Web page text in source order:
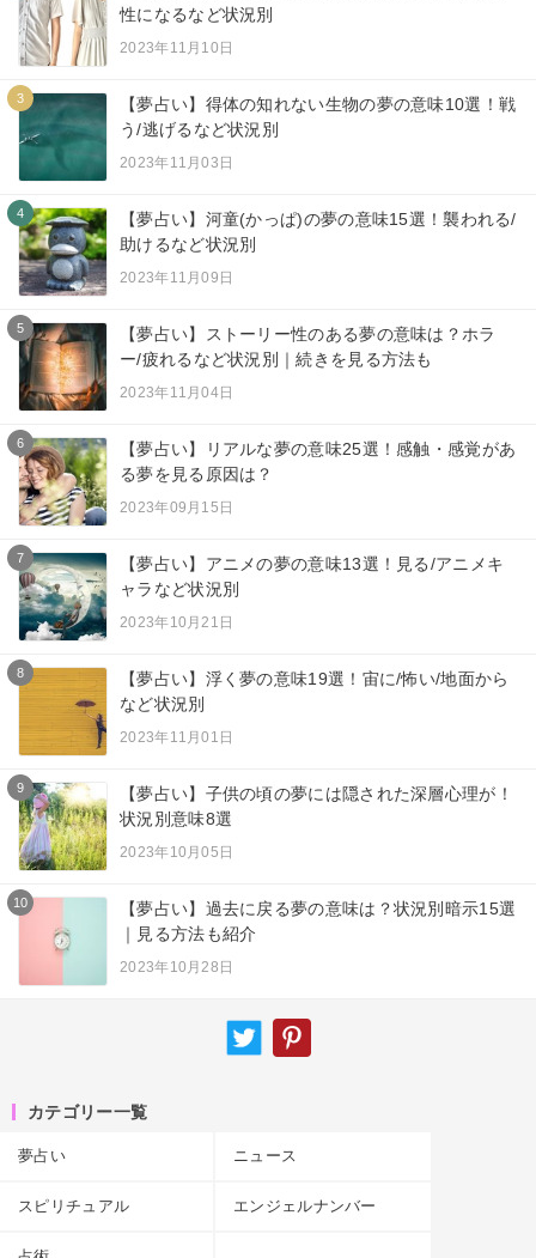
性になるなど状況別
2023年11月10日
3
【夢占い】得体の知れない生物の夢の意味10選！戦
う/逃げるなど状況別
2023年11月03日
4
【夢占い】河童(かっぱ)の夢の意味15選！襲われる/
助けるなど状況別
2023年11月09日
5
【夢占い】ストーリー性のある夢の意味は？ホラ
ー/疲れるなど状況別｜続きを見る方法も
2023年11月04日
6
【夢占い】リアルな夢の意味25選！感触・感覚があ
る夢を見る原因は？
2023年09月15日
7
【夢占い】アニメの夢の意味13選！見る/アニメキ
ャラなど状況別
2023年10月21日
8
【夢占い】浮く夢の意味19選！宙に/怖い/地面から
など状況別
2023年11月01日
9
【夢占い】子供の頃の夢には隠された深層心理が！
状況別意味8選
2023年10月05日
10
【夢占い】過去に戻る夢の意味は？状況別暗示15選
｜見る方法も紹介
2023年10月28日
カテゴリー一覧
夢占い ニュース
スピリチュアル エンジェルナンバー